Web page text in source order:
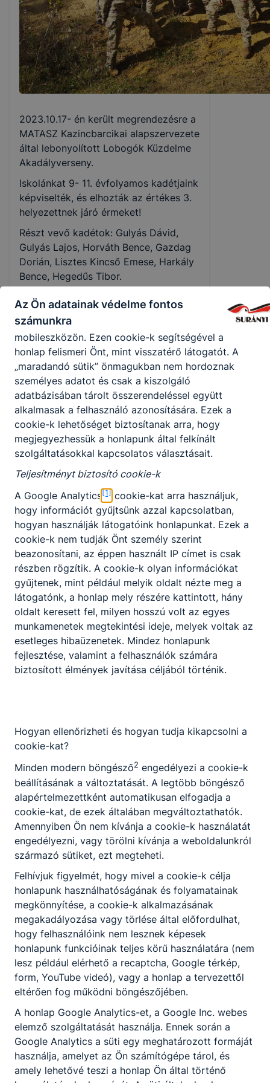
2023.10.17- én került megrendezésre a
MATASZ Kazincbarcikai alapszervezete
által lebonyolított Lobogók Küzdelme
Akadályverseny.
Iskolánkat 9- 11. évfolyamos kadétjaink
képviselték, és elhozták az értékes 3.
helyezettnek járó érmeket!
Részt vevő kadétok: Gulyás Dávid,
Gulyás Lajos, Horváth Bence, Gazdag
Dorián, Lisztes Kincső Emese, Harkály
Bence, Hegedűs Tibor.
Gratulálunk!
GALÉRIA
Kadétok.
Megosztás
KAPCSOLÓDÓ HÍREK
Kadétok a Bálnában
2023. február 13-án a Honvédelmi
Minisztérium és a Magyar Honvédség a
Honvédelmi és Haderő Fejlesztési
Programhoz kapcsolódva nagyszabású
rendezvényt szervezett, melyen kadétjaink
is részt vettek.
2023. febr. 13. Miczán Róbert
Önkéntes Surányisok a VI.
Rejtvényfejtő versenyen
Az Idővár Nyugdíjas Kulturális Klub és a
Barcika Art szervezésében zajlott
Az Ön adatainak védelme fontos
számunkra
(információ gyűjtése azzal kapcsolatban,
hogyan használja Ön a honlapot és a honlap
melyik részeit látogatja leginkább)
Honlap fejlesztése
Feltétlenül szükséges, munkamenet sütik (session
cookie)
felhasználók zavartalanul használhassák honlapunk
funkcióit, többek között az Ön által megtekintett
oldalakon végzett műveletek megjegyzését egy
látogatás során. A cookie-k érvényességi ideje
kizárólag az Ön aktuális látogatására vonatkozik, a
munkamenet végeztével, illetve a böngésző
bezárásával ezek a cookie-k automatikusan
alkalmazása nélkül nem tudjuk garantálni Önnek
honlapunk használatát.
Használatot elősegítő "maradandó sütik" (persistent
cookie)
A "maradandó sütik" a honlap elhagyását követően
is tárolódnak a számítógépen, notebookon vagy
mobileszközön. Ezen cookie-k segítségével a
honlap felismeri Önt, mint visszatérő látogatót. A
„maradandó sütik” önmagukban nem hordoznak
személyes adatot és csak a kiszolgáló
adatbázisában tárolt összerendeléssel együtt
alkalmasak a felhasználó azonosítására. Ezek a
cookie-k lehetőséget biztosítanak arra, hogy
megjegyezhessük a honlapunk által felkínált
szolgáltatásokkal kapcsolatos választásait.
Teljesítményt biztosító cookie-k
A Google Analytics[1] cookie-kat arra használjuk,
hogy információt gyűjtsünk azzal kapcsolatban,
hogyan használják látogatóink honlapunkat. Ezek a
cookie-k nem tudják Önt személy szerint
beazonosítani, az éppen használt IP címet is csak
részben rögzítik. A cookie-k olyan információkat
gyűjtenek, mint például melyik oldalt nézte meg a
látogatónk, a honlap mely részére kattintott, hány
oldalt keresett fel, milyen hosszú volt az egyes
munkamenetek megtekintési ideje, melyek voltak az
esetleges hibaüzenetek. Mindez honlapunk
fejlesztése, valamint a felhasználók számára
biztosított élmények javítása céljából történik.
Hogyan ellenőrizheti és hogyan tudja kikapcsolni a
cookie-kat?
Minden modern böngésző2 engedélyezi a cookie-k
beállításának a változtatását. A legtöbb böngésző
alapértelmezettként automatikusan elfogadja a
cookie-kat, de ezek általában megváltoztathatók.
Amennyiben Ön nem kívánja a cookie-k használatát
engedélyezni, vagy törölni kívánja a weboldalunkról
származó sütiket, ezt megteheti.
Felhívjuk figyelmét, hogy mivel a cookie-k célja
honlapunk használhatóságának és folyamatainak
megkönnyítése, a cookie-k alkalmazásának
megakadályozása vagy törlése által előfordulhat,
hogy felhasználóink nem lesznek képesek
honlapunk funkcióinak teljes körű használatára (nem
lesz például elérhető a recaptcha, Google térkép,
form, YouTube videó), vagy a honlap a tervezettől
eltérően fog működni böngészőjében.
A honlap Google Analytics-et, a Google Inc. webes
elemző szolgáltatását használja. Ennek során a
Google Analytics a süti egy meghatározott formáját
használja, amelyet az Ön számítógépe tárol, és
amely lehetővé teszi a honlap Ön által történő